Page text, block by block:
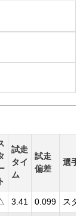
ト
試走
タイ
ム
試走
偏差
選手
3.41 0.099 スタ